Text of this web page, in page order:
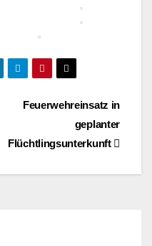
Feuerwehreinsatz in
geplanter
Flüchtlingsunterkunft